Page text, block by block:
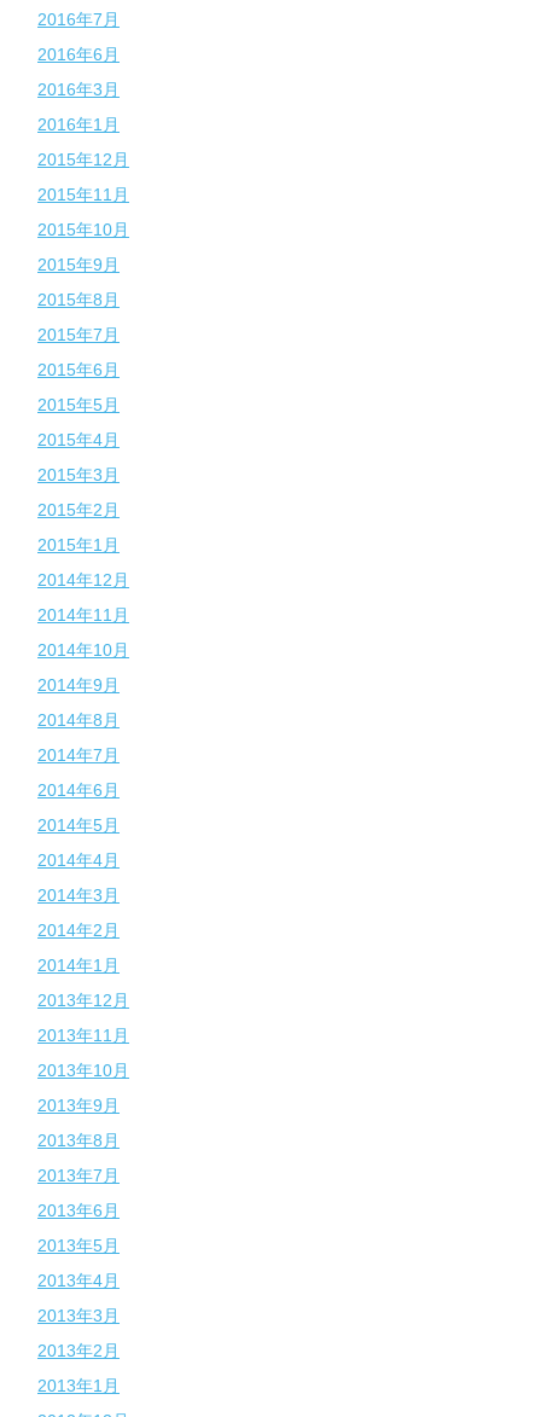
2016年7月
2016年6月
2016年3月
2016年1月
2015年12月
2015年11月
2015年10月
2015年9月
2015年8月
2015年7月
2015年6月
2015年5月
2015年4月
2015年3月
2015年2月
2015年1月
2014年12月
2014年11月
2014年10月
2014年9月
2014年8月
2014年7月
2014年6月
2014年5月
2014年4月
2014年3月
2014年2月
2014年1月
2013年12月
2013年11月
2013年10月
2013年9月
2013年8月
2013年7月
2013年6月
2013年5月
2013年4月
2013年3月
2013年2月
2013年1月